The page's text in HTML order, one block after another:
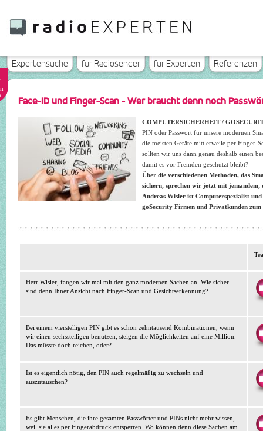
Expertensuche für Radiosender für Experten Referenzen
Face-ID und Finger-Scan - Wer braucht denn noch
COMPUTERSICHERHEIT /
PIN oder Passwort für unsere modernen
die meisten Geräte mittlerweile per Finger-
sollten wir uns dann genau deshalb einen
damit es vor Fremden geschützt bleibt?
Über die verschiedenen Methoden, das
sichern, sprechen wir jetzt mit jemandem,
Andreas Wisler ist Computerspezialist
goSecurity Firmen und Privatkunden
Herr Wisler, fangen wir mal mit den ganz modernen Sachen an. Wie sicher
sind denn Ihner Ansicht nach Finger-Scan und Gesichtserkennung?
Bei einem vierstelligen PIN gibt es schon zehntausend Kombinationen, wenn
wir einen sechsstelligen benutzen, steigen die Möglichkeiten auf eine Million.
Das müsste doch reichen, oder?
Ist es eigentlich nötig, den PIN auch regelmäßig zu wechseln und
auszutauschen?
Es gibt Menschen, die ihre gesamten Passwörter und PINs nicht mehr wissen,
weil sie alles per Fingerabdruck entsperren. Wo können denn diese Sachen am